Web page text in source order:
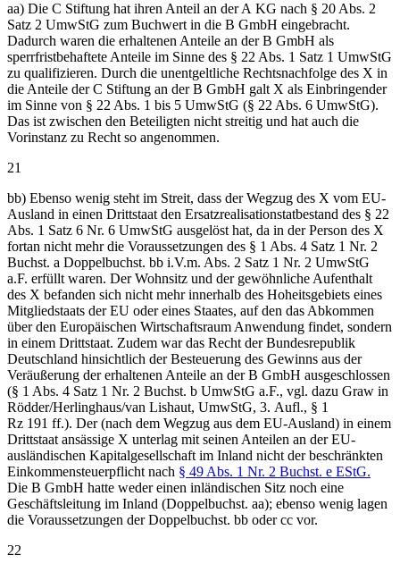
aa) Die C Stiftung hat ihren Anteil an der A KG nach § 20 Abs. 2
Satz 2 UmwStG zum Buchwert in die B GmbH eingebracht.
Dadurch waren die erhaltenen Anteile an der B GmbH als
sperrfristbehaftete Anteile im Sinne des § 22 Abs. 1 Satz 1 UmwStG
zu qualifizieren. Durch die unentgeltliche Rechtsnachfolge des X in
die Anteile der C Stiftung an der B GmbH galt X als Einbringender
im Sinne von § 22 Abs. 1 bis 5 UmwStG (§ 22 Abs. 6 UmwStG).
Das ist zwischen den Beteiligten nicht streitig und hat auch die
Vorinstanz zu Recht so angenommen.
21
bb) Ebenso wenig steht im Streit, dass der Wegzug des X vom EU-
Ausland in einen Drittstaat den Ersatzrealisationstatbestand des § 22
Abs. 1 Satz 6 Nr. 6 UmwStG ausgelöst hat, da in der Person des X
fortan nicht mehr die Voraussetzungen des § 1 Abs. 4 Satz 1 Nr. 2
Buchst. a Doppelbuchst. bb i.V.m. Abs. 2 Satz 1 Nr. 2 UmwStG
a.F. erfüllt waren. Der Wohnsitz und der gewöhnliche Aufenthalt
des X befanden sich nicht mehr innerhalb des Hoheitsgebiets eines
Mitgliedstaats der EU oder eines Staates, auf den das Abkommen
über den Europäischen Wirtschaftsraum Anwendung findet, sondern
in einem Drittstaat. Zudem war das Recht der Bundesrepublik
Deutschland hinsichtlich der Besteuerung des Gewinns aus der
Veräußerung der erhaltenen Anteile an der B GmbH ausgeschlossen
(§ 1 Abs. 4 Satz 1 Nr. 2 Buchst. b UmwStG a.F., vgl. dazu Graw in
Rödder/Herlinghaus/van Lishaut, UmwStG, 3. Aufl., § 1
Rz 191 ff.). Der (nach dem Wegzug aus dem EU-Ausland) in einem
Drittstaat ansässige X unterlag mit seinen Anteilen an der EU-
ausländischen Kapitalgesellschaft im Inland nicht der beschränkten
Einkommensteuerpflicht nach § 49 Abs. 1 Nr. 2 Buchst. e EStG.
Die B GmbH hatte weder einen inländischen Sitz noch eine
Geschäftsleitung im Inland (Doppelbuchst. aa); ebenso wenig lagen
die Voraussetzungen der Doppelbuchst. bb oder cc vor.
22